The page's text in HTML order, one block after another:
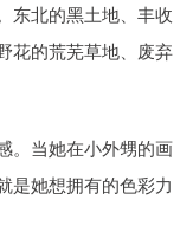
东北的黑土地、丰收
花的荒芜草地、废弃
。当她在小外甥的画
是她想拥有的色彩力